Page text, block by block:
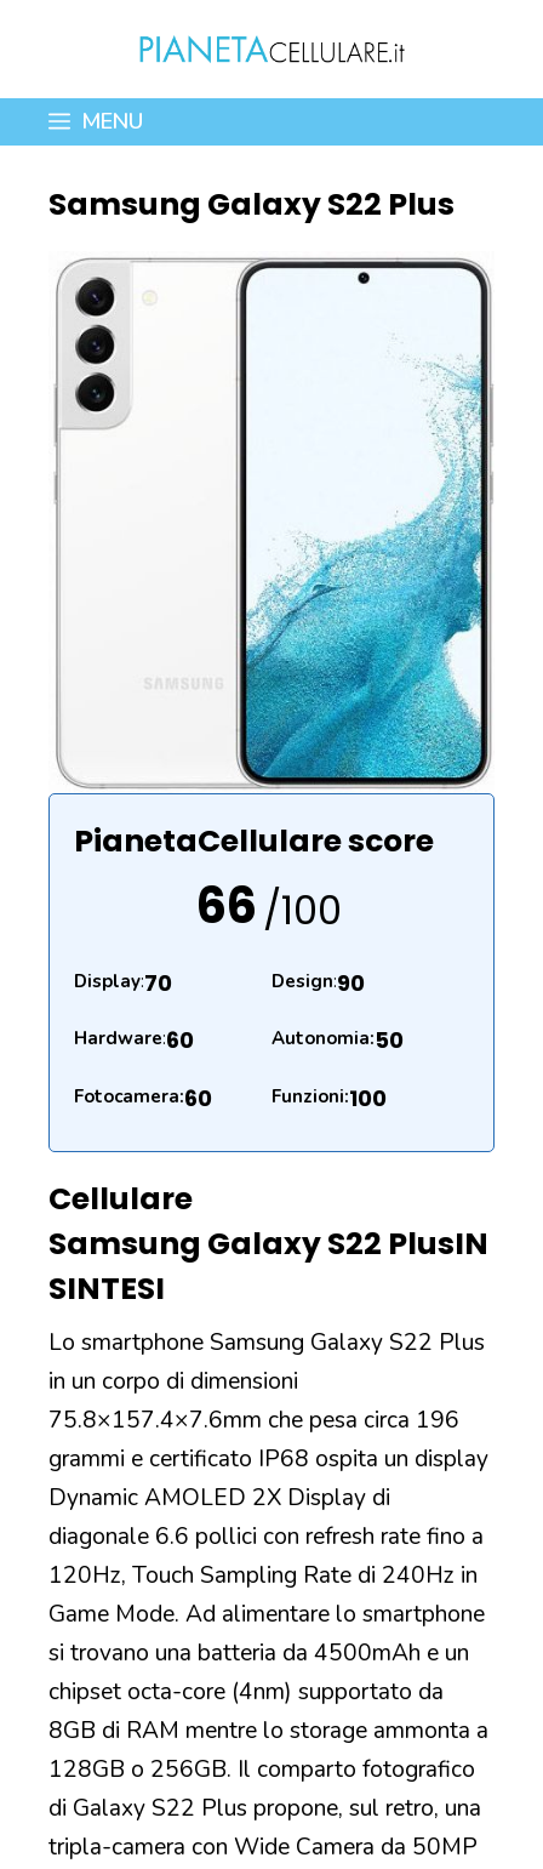
contenuto
MENU
Samsung Galaxy S22 Plus
PianetaCellulare score
66 /100
Display:70 Design:90
Hardware:60 Autonomia:50
Fotocamera:60 Funzioni:100
Cellulare
Samsung Galaxy S22 PlusIN
SINTESI
Lo smartphone Samsung Galaxy S22 Plus
in un corpo di dimensioni
75.8×157.4×7.6mm che pesa circa 196
grammi e certificato IP68 ospita un display
Dynamic AMOLED 2X Display di
diagonale 6.6 pollici con refresh rate fino a
120Hz, Touch Sampling Rate di 240Hz in
Game Mode. Ad alimentare lo smartphone
si trovano una batteria da 4500mAh e un
chipset octa-core (4nm) supportato da
8GB di RAM mentre lo storage ammonta a
128GB o 256GB. Il comparto fotografico
di Galaxy S22 Plus propone, sul retro, una
tripla-camera con Wide Camera da 50MP